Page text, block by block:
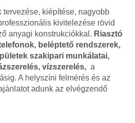
tervezése, kiépítése, nagyobb
kivitelezése rövid
anyagi konstrukciókkal. Riasztó
beléptető rendszerek,
szakipari munkálatai,
vízszerelés,a
A helyszíni felmérés és az
adunk az elvégzendő